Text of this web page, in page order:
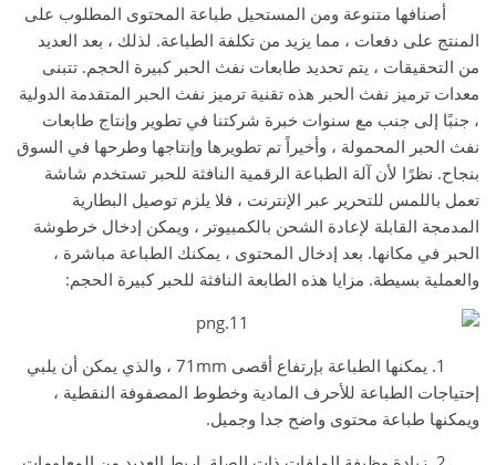
أصنافها متنوعة ومن المستحيل طباعة المحتوى المطلوب على
المنتج على دفعات ، مما يزيد من تكلفة الطباعة. لذلك ، بعد العديد
من التحقيقات ، يتم تحديد طابعات نفث الحبر كبيرة الحجم. تتبنى
معدات ترميز نفث الحبر هذه تقنية ترميز نفث الحبر المتقدمة الدولية
، جنبًا إلى جنب مع سنوات خبرة شركتنا في تطوير وإنتاج طابعات
نفث الحبر المحمولة ، وأخيراً تم تطويرها وإنتاجها وطرحها في السوق
بنجاح. نظرًا لأن آلة الطباعة الرقمية النافثة للحبر تستخدم شاشة
تعمل باللمس للتحرير عبر الإنترنت ، فلا يلزم توصيل البطارية
المدمجة القابلة لإعادة الشحن بالكمبيوتر ، ويمكن إدخال خرطوشة
الحبر في مكانها. بعد إدخال المحتوى ، يمكنك الطباعة مباشرة ،
والعملية بسيطة. مزايا هذه الطابعة النافثة للحبر كبيرة الحجم:
1. يمكنها الطباعة بإرتفاع أقصى 71mm ، والذي يمكن أن يلبي
إحتياجات الطباعة للأحرف المادية وخطوط المصفوفة النقطية ،
ويمكنها طباعة محتوى واضح جدا وجميل.